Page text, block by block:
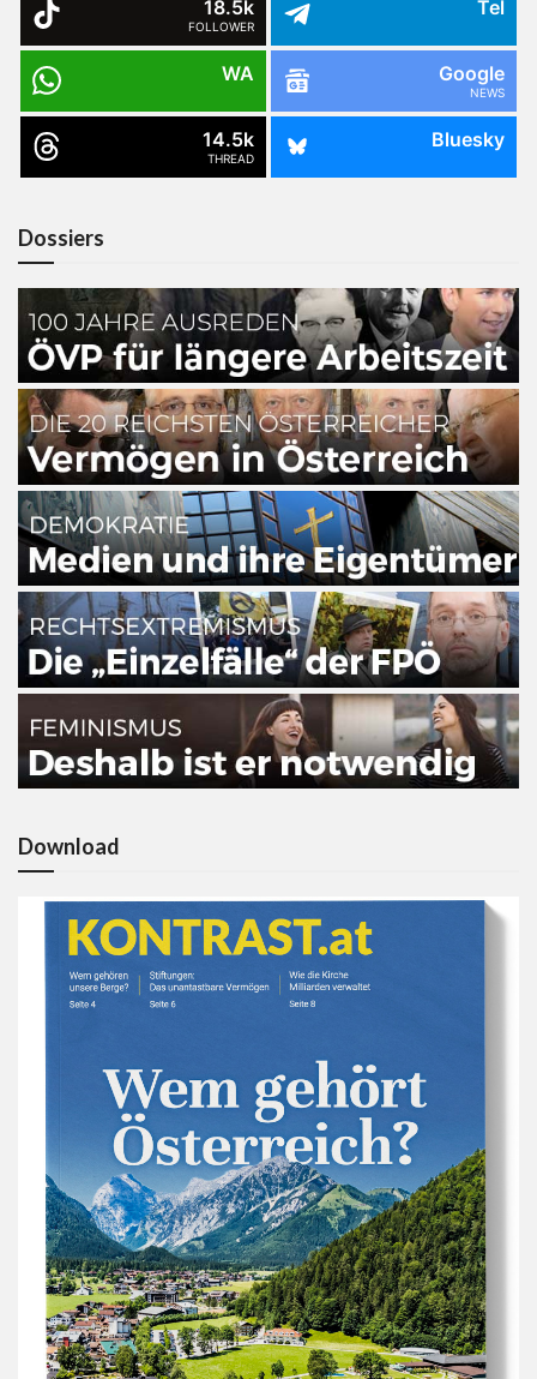
18.5k
FOLLOWER
Tel
WA Google
NEWS
14.5k
THREAD
Bluesky
Dossiers
Download